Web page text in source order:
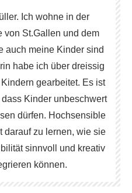
Ich wohne in der
von St.Gallen und dem
auch meine Kinder sind
habe ich über dreissig
gearbeitet. Es ist
Kinder unbeschwert
dürfen. Hochsensible
darauf zu lernen, wie sie
sinnvoll und kreativ
können.